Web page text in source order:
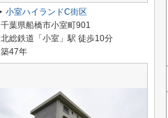
小室ハイランドC街区
千葉県船橋市小室町901
北総鉄道「小室」駅 徒歩10分
築47年